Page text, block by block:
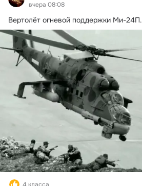
вчера 08:08
Вертолёт огневой поддержки Ми-24П.